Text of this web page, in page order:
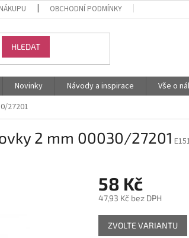
OBCHODNÍ PODMÍNKY PODMÍNKY
HLEDAT
Novinky Návody a inspirace Vše o
27201
2 mm 00030/27201
58 Kč
47,93 Kč bez DPH
Měrná
cena:
ZVOLTE VARIANTU